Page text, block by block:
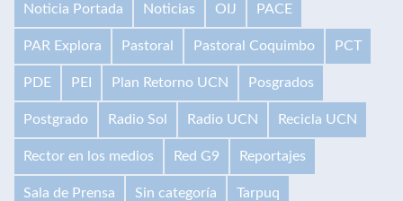
Noticia Portada Noticias OIJ PACE
PAR Explora Pastoral Pastoral Coquimbo PCT
PDE PEI Plan Retorno UCN Posgrados
Postgrado Radio Sol Radio UCN Recicla UCN
Rector en los medios Red G9 Reportajes
Sala de Prensa Sin categoría Tarpuq